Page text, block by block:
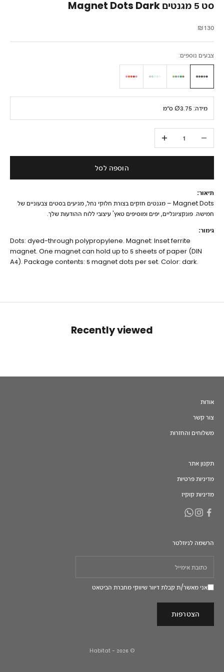
סט 5 מגנטים Magnet Dots Dark
מחיר מבצע
₪130
צבעים נוספים:
מידה: Ø3.75 ס״מ
הגדלת הכמות
הוספה לסל
תיאור:
Magnet Dots – מגנטים חזקים בצורת חלוקי נחל, מגיעים בסטים צבעוניים של
חמישה. פונקציונליים, יפים ומוסיפים טאץ' עיצובי ללוח ההודעות שלך.
גימור:
Dots: dyed-through polypropylene. Magnet: Inset ferrite
magnet. One magnet can hold up to 5 sheets of paper (DIN
A4). Package contents: 5 magnet dots per set. Color: dark.
Recently viewed
אודות
צור קשר
משלוחים והחזרות
תקנון אתר
מדיניות פרטיות
מדיניות קוקיז
הרשמה לניוזלטר
אני מאשר/ת קבלת דיוור שיווקי מחברת הביטאט
הצטרפות
© 2026 - Habitat